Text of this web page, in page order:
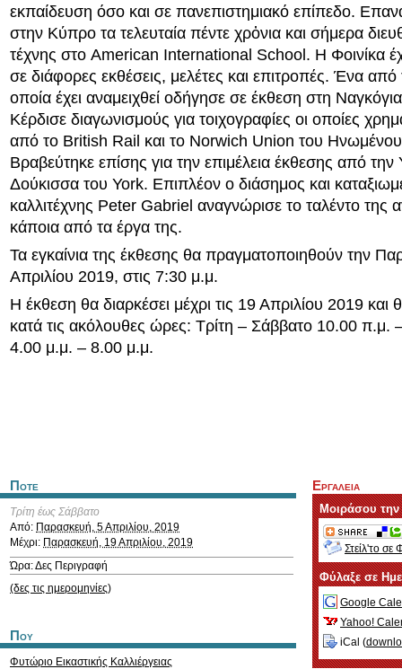
εκπαίδευση όσο και σε πανεπιστημιακό επίπεδο.
στην Κύπρο τα τελευταία πέντε χρὀνια και σήμερα
τέχνης στο American International School. H Φοινίκα
σε διάφορες εκθέσεις, μελέτες και επιτροπές. Ένα
οποία έχει αναμειχθεί οδήγησε σε έκθεση στη
Κέρδισε διαγωνισμούς για τοιχογραφίες οι οποίες
από το British Rail και το Norwich Union του Ηνωμένου
Βραβεύτηκε επίσης για την επιμέλεια έκθεσης από
Δούκισσα του York. Επιπλέον ο διάσημος και
καλλιτέχνης Peter Gabriel αναγνώρισε το ταλέντο της
κάποια από τα έργα της.
Τα εγκαίνια της έκθεσης θα πραγματοποιηθούν την
Απριλίου 2019, στις 7:30 μ.μ.
Η έκθεση θα διαρκέσει μέχρι τις 19 Απριλίου 2019 και
κατά τις ακόλουθες ώρες: Τρίτη – Σάββατο 10.00 π.μ.
4.00 μ.μ. – 8.00 μ.μ.
Ποτε
Τρίτη έως Σάββατο
Από: Παρασκευή, 5 Απριλίου, 2019
Μέχρι: Παρασκευή, 19 Απριλίου, 2019
Ώρα: Δες Περιγραφή
(δες τις ημερομηνίες)
Που
Φυτώριο Εικαστικής Καλλιέργειας
Εργαλεια
Μοιράσου
Στείλ'το σε
Φύλαξε σε
Google
Yahoo!
iCal (